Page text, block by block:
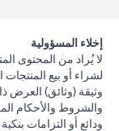
إخلاء المسؤولية
لا يُراد من المحتوى
لشراء أو بيع
وثيقة (وثائق) العرض
والشروط والأحكام
ودائع أو التزامات